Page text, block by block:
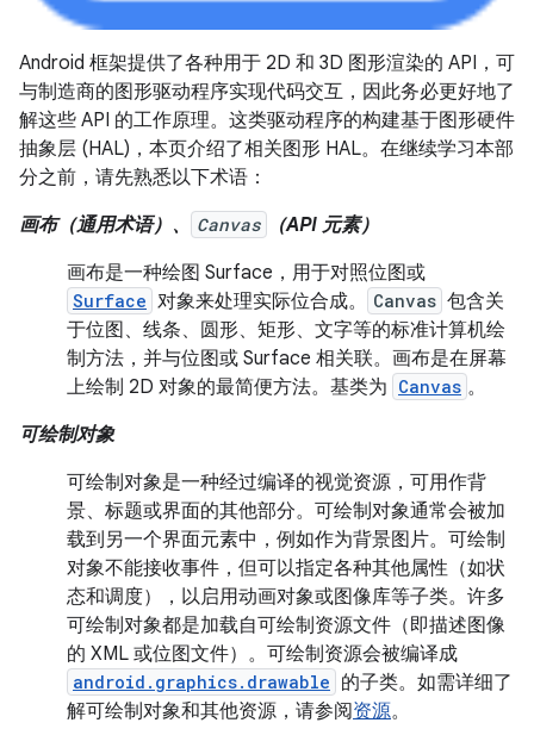
Android 框架提供了各种用于 2D 和 3D 图形渲染的 API，可
与制造商的图形驱动程序实现代码交互，因此务必更好地了
解这些 API 的工作原理。这类驱动程序的构建基于图形硬件
抽象层 (HAL)，本页介绍了相关图形 HAL。在继续学习本部
分之前，请先熟悉以下术语：
画布（通用术语）、
Canvas
（API 元素）
画布是一种绘图 Surface，用于对照位图或
Surface 对象来处理实际位合成。 Canvas 包含关
于位图、线条、圆形、矩形、文字等的标准计算机绘
制方法，并与位图或 Surface 相关联。画布是在屏幕
上绘制 2D 对象的最简便方法。基类为 Canvas 。
可绘制对象
可绘制对象是一种经过编译的视觉资源，可用作背
景、标题或界面的其他部分。可绘制对象通常会被加
载到另一个界面元素中，例如作为背景图片。可绘制
对象不能接收事件，但可以指定各种其他属性（如状
态和调度），以启用动画对象或图像库等子类。许多
可绘制对象都是加载自可绘制资源文件（即描述图像
的 XML 或位图文件）。可绘制资源会被编译成
android.graphics.drawable 的子类。如需详细了
解可绘制对象和其他资源，请参阅资源。